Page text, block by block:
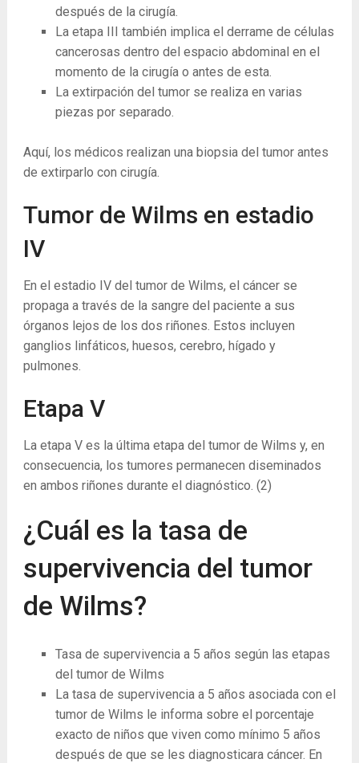
después de la cirugía.
La etapa III también implica el derrame de células
cancerosas dentro del espacio abdominal en el
momento de la cirugía o antes de esta.
La extirpación del tumor se realiza en varias
piezas por separado.
Aquí, los médicos realizan una biopsia del tumor antes
de extirparlo con cirugía.
Tumor de Wilms en estadio
IV
En el estadio IV del tumor de Wilms, el cáncer se
propaga a través de la sangre del paciente a sus
órganos lejos de los dos riñones. Estos incluyen
ganglios linfáticos, huesos, cerebro, hígado y
pulmones.
Etapa V
La etapa V es la última etapa del tumor de Wilms y, en
consecuencia, los tumores permanecen diseminados
en ambos riñones durante el diagnóstico. (2)
¿Cuál es la tasa de
supervivencia del tumor
de Wilms?
Tasa de supervivencia a 5 años según las etapas
del tumor de Wilms
La tasa de supervivencia a 5 años asociada con el
tumor de Wilms le informa sobre el porcentaje
exacto de niños que viven como mínimo 5 años
después de que se les diagnosticara cáncer. En